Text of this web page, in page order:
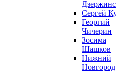
Сергей
Георгий
Чичерин
Зосима
Шашков
Нижний
Новгород